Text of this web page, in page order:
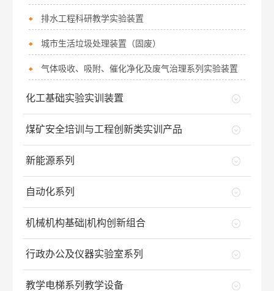
排水工程科研教学实验装置
城市生活垃圾处理装置（固废）
气体吸收、吸附、催化净化及废气治理系列实验装置
化工基础实验实训装置
煤矿安全培训与工程创新类实训产品
新能源系列
自动化系列
机械机构基础|机构创新组合
行政办公及仪器实验室系列
教学电梯系列教学设备